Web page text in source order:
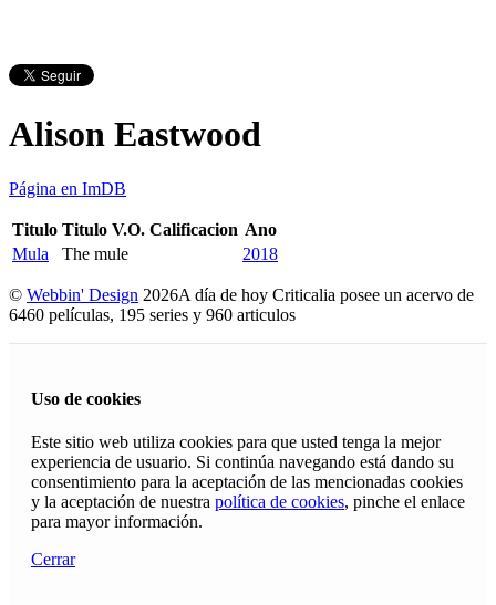
Alison Eastwood
Página en ImDB
Titulo Titulo V.O. Calificacion Ano
Mula
The mule 2018
© Webbin' Design 2026A día de hoy Criticalia posee un acervo de
6460 películas, 195 series y 960 articulos
Uso de cookies
Este sitio web utiliza cookies para que usted tenga la mejor
experiencia de usuario. Si continúa navegando está dando su
consentimiento para la aceptación de las mencionadas cookies
y la aceptación de nuestra política de cookies, pinche el enlace
para mayor información.
Cerrar